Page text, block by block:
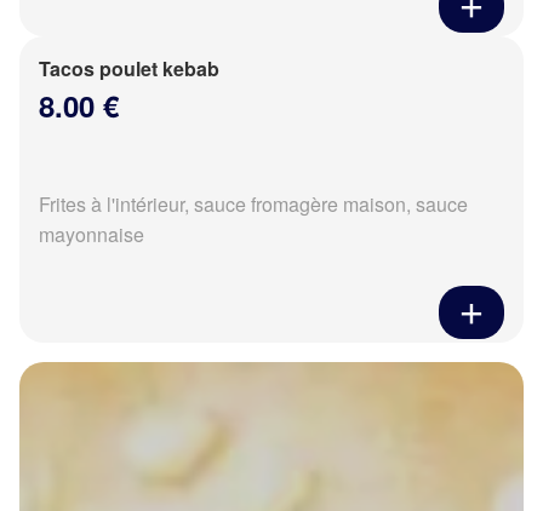
Tacos poulet kebab
8.00 €
Frites à l'intérieur, sauce fromagère maison, sauce
mayonnaise